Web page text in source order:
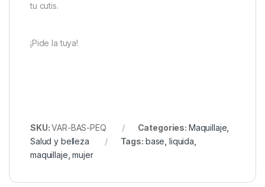
tu cutis.
¡Pide la tuya!
SKU:VAR-BAS-PEQ Categories: Maquillaje
Salud y belleza
Tags: base liquida
maquillaje ,mujer